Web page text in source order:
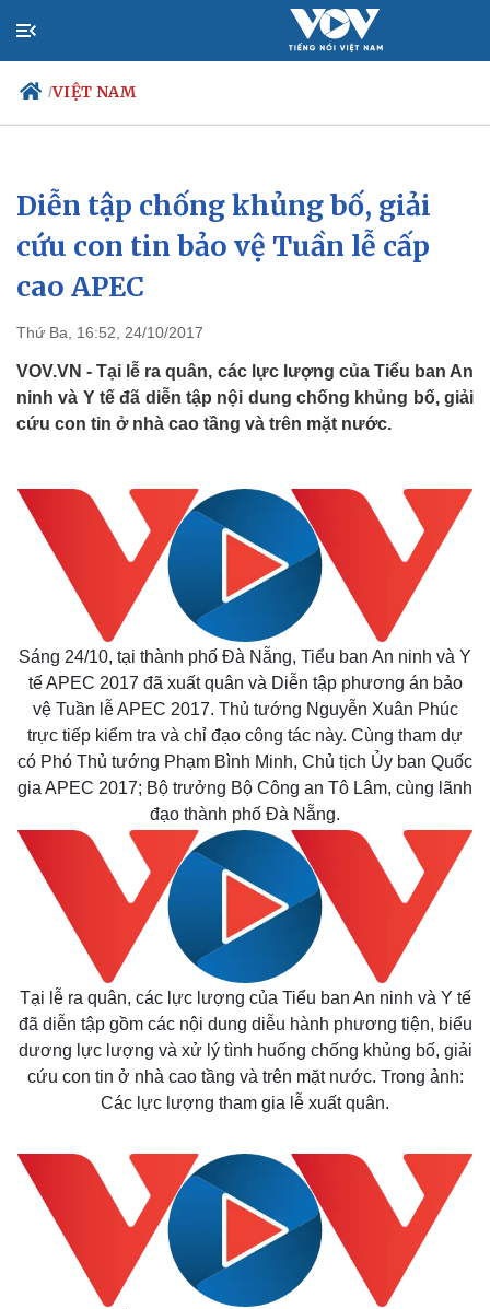
/VIỆT NAM
Chính trị
Đảng
Tổ chức nhân sự
Quốc hội
Xã hội
Tin 24h
Dự báo thời tiết
Diễn tập chống khủng bố, giải
cứu con tin bảo vệ Tuần lễ cấp
cao APEC
Thứ Ba, 16:52, 24/10/2017
VOV.VN - Tại lễ ra quân, các lực lượng của Tiểu ban An
ninh và Y tế đã diễn tập nội dung chống khủng bố, giải
cứu con tin ở nhà cao tầng và trên mặt nước.
Sáng 24/10, tại thành phố Đà Nẵng, Tiểu ban An ninh và Y
tế APEC 2017 đã xuất quân và Diễn tập phương án bảo
vệ Tuần lễ APEC 2017. Thủ tướng Nguyễn Xuân Phúc
trực tiếp kiểm tra và chỉ đạo công tác này. Cùng tham dự
có Phó Thủ tướng Phạm Bình Minh, Chủ tịch Ủy ban Quốc
gia APEC 2017; Bộ trưởng Bộ Công an Tô Lâm, cùng lãnh
đạo thành phố Đà Nẵng.
Tại lễ ra quân, các lực lượng của Tiểu ban An ninh và Y tế
đã diễn tập gồm các nội dung diễu hành phương tiện, biểu
dương lực lượng và xử lý tình huống chống khủng bố, giải
cứu con tin ở nhà cao tầng và trên mặt nước. Trong ảnh:
Các lực lượng tham gia lễ xuất quân.